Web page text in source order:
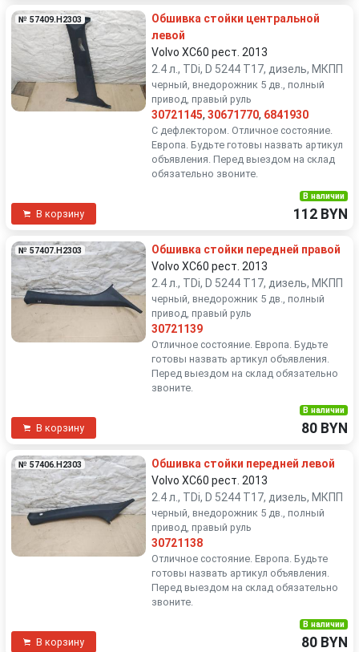
№ 57409.H2303
Обшивка стойки центральной
левой
Volvo XC60 рест. 2013
2.4 л., TDi, D 5244 T17, дизель, МКПП
черный, внедорожник 5 дв., полный
привод, правый руль
30721145, 30671770, 6841930
С дефлектором. Отличное состояние.
Европа. Будьте готовы назвать артикул
объявления. Перед выездом на склад
обязательно звоните.
В корзину
В наличии
112 BYN
№ 57407.H2303
Обшивка стойки передней правой
Volvo XC60 рест. 2013
2.4 л., TDi, D 5244 T17, дизель, МКПП
черный, внедорожник 5 дв., полный
привод, правый руль
30721139
Отличное состояние. Европа. Будьте
готовы назвать артикул объявления.
Перед выездом на склад обязательно
звоните.
В корзину
В наличии
80 BYN
№ 57406.H2303
Обшивка стойки передней левой
Volvo XC60 рест. 2013
2.4 л., TDi, D 5244 T17, дизель, МКПП
черный, внедорожник 5 дв., полный
привод, правый руль
30721138
Отличное состояние. Европа. Будьте
готовы назвать артикул объявления.
Перед выездом на склад обязательно
звоните.
В корзину
В наличии
80 BYN